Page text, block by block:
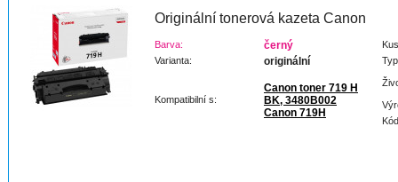
Originální tonerová kazeta Canon
Barva: černý
Varianta: originální
Kompatibilní s:
Canon toner 719 H
BK, 3480B002
Canon 719H